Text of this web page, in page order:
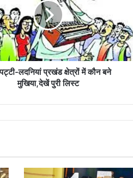
लदनियां प्रखंड क्षेत्रों में कौन बने
मुखिया,देखें पुरी लिस्ट